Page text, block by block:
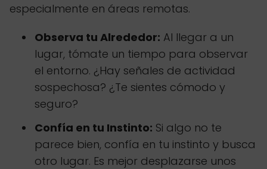
especialmente en áreas remotas.
Observa tu Alrededor: Al llegar a un
lugar, tómate un tiempo para observar
el entorno. ¿Hay señales de actividad
sospechosa? ¿Te sientes cómodo y
seguro?
Confía en tu Instinto: Si algo no te
parece bien, confía en tu instinto y busca
otro lugar. Es mejor desplazarse unos